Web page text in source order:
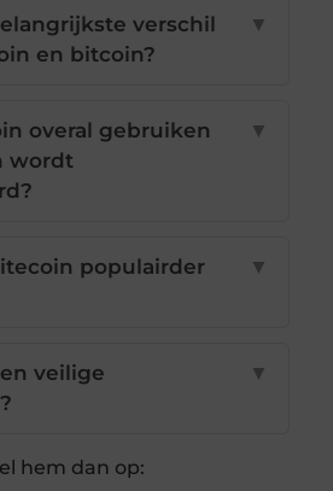
verschil
en bitcoin?
▼
overal gebruiken
wordt
▼
populairder
▼
veilige
▼
hem dan op: